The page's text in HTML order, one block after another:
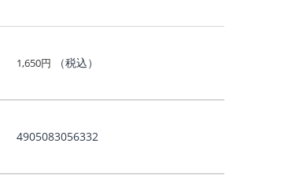
1,650円 （税込）
4905083056332